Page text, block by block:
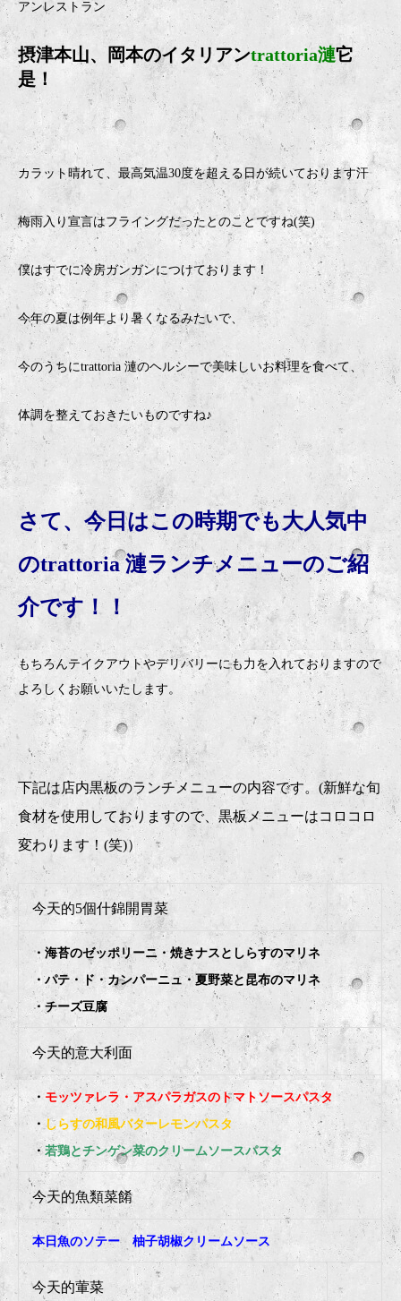
アンレストラン
摂津本山、岡本のイタリアンtrattoria漣它
是！
カラット晴れて、最高気温30度を超える日が続いております汗
梅雨入り宣言はフライングだったとのことですね(笑)
僕はすでに冷房ガンガンにつけております！
今年の夏は例年より暑くなるみたいで、
今のうちにtrattoria 漣のヘルシーで美味しいお料理を食べて、
体調を整えておきたいものですね♪
さて、今日はこの時期でも大人気中
のtrattoria 漣ランチメニューのご紹
介です！！
もちろんテイクアウトやデリバリーにも力を入れておりますので
よろしくお願いいたします。
下記は店内黒板のランチメニューの内容です。(新鮮な旬
食材を使用しておりますので、黒板メニューはコロコロ
変わります！(笑)）
今天的5個什錦開胃菜
・海苔のゼッポリーニ・焼きナスとしらすのマリネ
・パテ・ド・カンパーニュ・夏野菜と昆布のマリネ
・チーズ豆腐
今天的意大利面
・ モッツァレラ・アスパラガスのトマトソースパスタ
・ しらすの和風バターレモンパスタ
・若鶏とチンゲン菜のクリームソースパスタ
今天的魚類菜餚
本日魚のソテー 柚子胡椒クリームソース
今天的葷菜